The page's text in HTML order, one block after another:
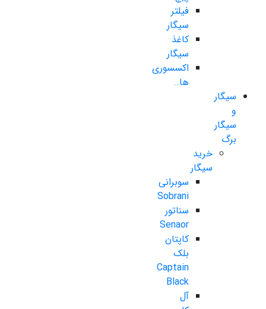
فیلتر
سیگار
کاغذ
سیگار
اکسسوری
ها..
سیگار
و
سیگار
برگ
خرید
سیگار
سوبرانی
Sobrani
سناتور
Senaor
کاپتان
بلک
Captain
Black
آل